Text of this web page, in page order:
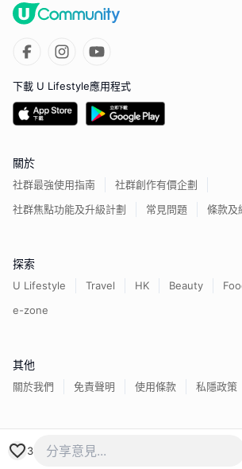
3
下載 U Lifestyle應用程式
關於
社群最強使用指南
社群創作有價企劃
社群焦點功能及升級計劃
常見問題 條款及
探索
U Lifestyle Travel HK Beauty
e-zone
其他
關於我們 免責聲明 使用條款 私隱政策
香港經濟日報版權所有©